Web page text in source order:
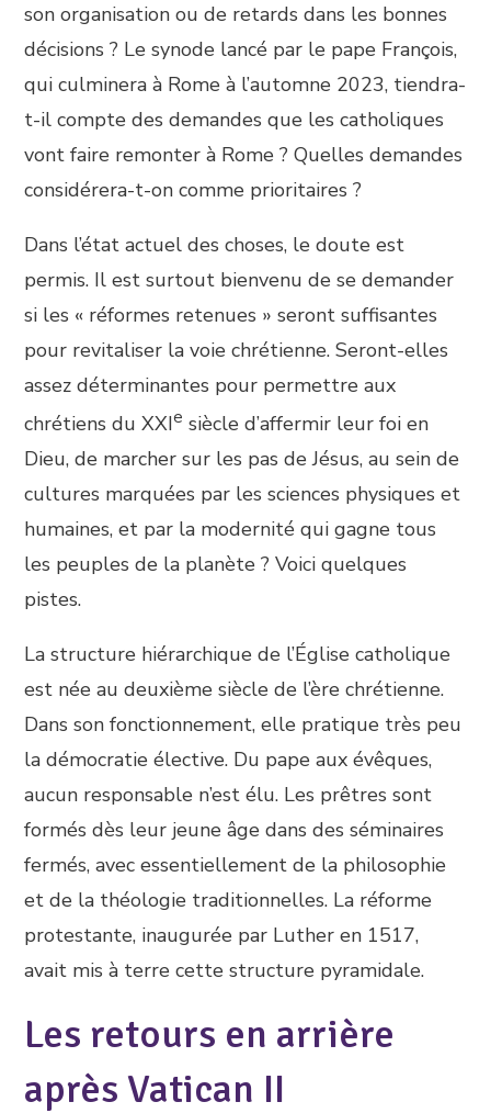
son organisation ou de retards dans les bonnes
décisions ? Le synode lancé par le pape François,
qui culminera à Rome à l’automne 2023, tiendra-
t-il compte des demandes que les catholiques
vont faire remonter à Rome ? Quelles demandes
considérera-t-on comme prioritaires ?
Dans l’état actuel des choses, le doute est
permis. Il est surtout bienvenu de se demander
si les « réformes retenues » seront suffisantes
pour revitaliser la voie chrétienne. Seront-elles
assez déterminantes pour permettre aux
chrétiens du XXIe siècle d’affermir leur foi en
Dieu, de marcher sur les pas de Jésus, au sein de
cultures marquées par les sciences physiques et
humaines, et par la modernité qui gagne tous
les peuples de la planète ? Voici quelques
pistes.
La structure hiérarchique de l’Église catholique
est née au deuxième siècle de l’ère chrétienne.
Dans son fonctionnement, elle pratique très peu
la démocratie élective. Du pape aux évêques,
aucun responsable n’est élu. Les prêtres sont
formés dès leur jeune âge dans des séminaires
fermés, avec essentiellement de la philosophie
et de la théologie traditionnelles. La réforme
protestante, inaugurée par Luther en 1517,
avait mis à terre cette structure pyramidale.
Les retours en arrière
après Vatican II